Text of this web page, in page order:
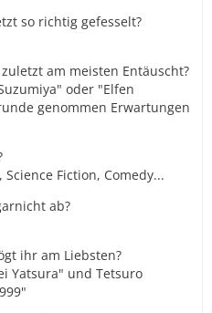
so richtig gefesselt?
am meisten Entäuscht?
oder "Elfen
genommen Erwartungen
Fiction, Comedy...
ab?
ihr am Liebsten?
Yatsura" und Tetsuro